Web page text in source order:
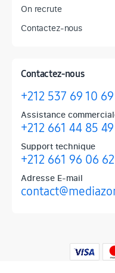
On recrute
Contactez-nous
Contactez-nous
+212 537 69 10 69
Assistance
+212 661 44 85 49
Support technique
+212 661 96 06 62
Adresse E-mail
Produits phares
Retrouvez chez